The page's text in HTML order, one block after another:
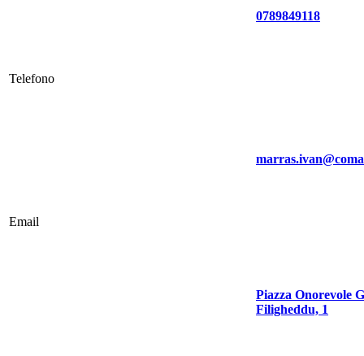
Telefono
0789849118
Email
Piazza Onorevole
Filigheddu, 1